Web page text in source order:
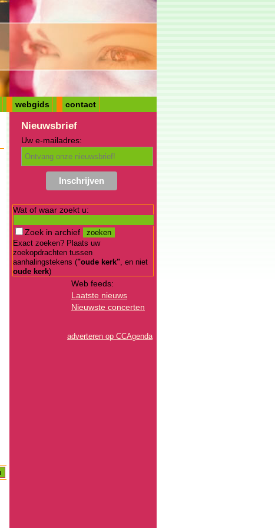
webgids contact
Nieuwsbrief
Uw e-mailadres:
Wat of waar zoekt u:
Zoek in archief
Exact zoeken? Plaats uw
zoekopdrachten tussen
aanhalingstekens ("oude kerk", en niet
oude kerk)
Web feeds:
Laatste nieuws
Nieuwste concerten
adverteren op CCAgenda